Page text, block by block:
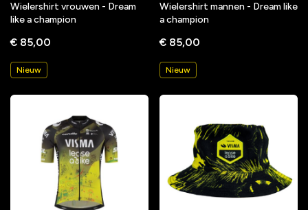
Wielershirt vrouwen - Dream
like a champion
€ 85,00
Nieuw
Wielershirt mannen - Dream like
a champion
€ 85,00
Nieuw